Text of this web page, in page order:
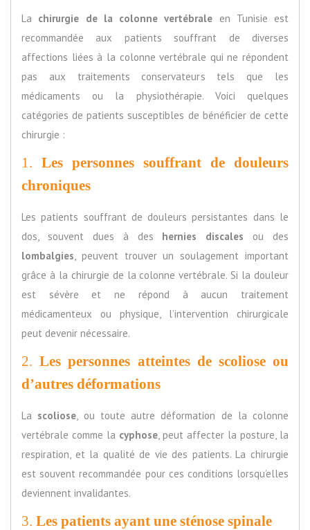
La chirurgie de la colonne vertébrale en Tunisie est
recommandée aux patients souffrant de diverses
affections liées à la colonne vertébrale qui ne répondent
pas aux traitements conservateurs tels que les
médicaments ou la physiothérapie. Voici quelques
catégories de patients susceptibles de bénéficier de cette
chirurgie :
1. Les personnes souffrant de douleurs
chroniques
Les patients souffrant de douleurs persistantes dans le
dos, souvent dues à des hernies discales ou des
lombalgies, peuvent trouver un soulagement important
grâce à la chirurgie de la colonne vertébrale. Si la douleur
est sévère et ne répond à aucun traitement
médicamenteux ou physique, l’intervention chirurgicale
peut devenir nécessaire.
2.Les personnes atteintes de scoliose ou
d’autres déformations
La scoliose, ou toute autre déformation de la colonne
vertébrale comme la cyphose, peut affecter la posture, la
respiration, et la qualité de vie des patients. La chirurgie
est souvent recommandée pour ces conditions lorsqu’elles
deviennent invalidantes.
3. Les patients ayant une sténose spinale